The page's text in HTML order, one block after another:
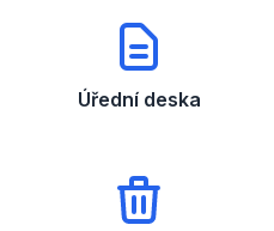
Úřední deska